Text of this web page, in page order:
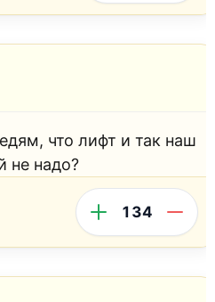
что лифт и так наш
не надо?
134